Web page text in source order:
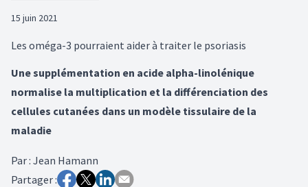
15 juin 2021
Les oméga-3 pourraient aider à traiter le psoriasis
Une supplémentation en acide alpha-linolénique
normalise la multiplication et la différenciation des
cellules cutanées dans un modèle tissulaire de la
maladie
Par: Jean Hamann
Partager :